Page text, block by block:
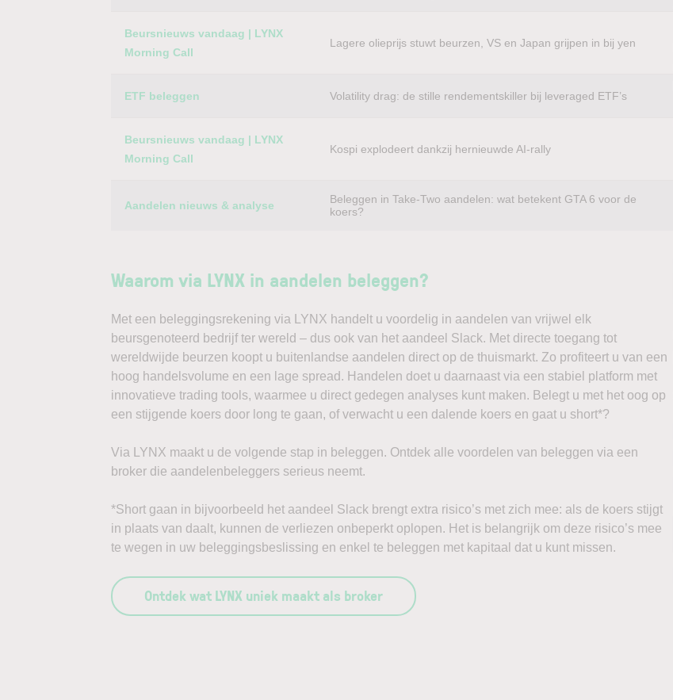
Beursnieuws vandaag | LYNX
Morning Call
Lagere olieprijs stuwt beurzen, VS en Japan grijpen in bij yen
ETF beleggen Volatility drag: de stille rendementskiller bij leveraged ETF’s
Beursnieuws vandaag | LYNX
Morning Call
Kospi explodeert dankzij hernieuwde AI-rally
Aandelen nieuws & analyse
Beleggen in Take-Two aandelen: wat betekent GTA 6 voor de
koers?
Waarom via LYNX in aandelen beleggen?
Met een beleggingsrekening via LYNX handelt u voordelig in aandelen van vrijwel elk
beursgenoteerd bedrijf ter wereld – dus ook van het aandeel Slack. Met directe toegang tot
wereldwijde beurzen koopt u buitenlandse aandelen direct op de thuismarkt. Zo profiteert u van een
hoog handelsvolume en een lage spread. Handelen doet u daarnaast via een stabiel platform met
innovatieve trading tools, waarmee u direct gedegen analyses kunt maken. Belegt u met het oog op
een stijgende koers door long te gaan, of verwacht u een dalende koers en gaat u short*?
Via LYNX maakt u de volgende stap in beleggen. Ontdek alle voordelen van beleggen via een
broker die aandelenbeleggers serieus neemt.
*Short gaan in bijvoorbeeld het aandeel Slack brengt extra risico’s met zich mee: als de koers stijgt
in plaats van daalt, kunnen de verliezen onbeperkt oplopen. Het is belangrijk om deze risico’s mee
te wegen in uw beleggingsbeslissing en enkel te beleggen met kapitaal dat u kunt missen.
Ontdek wat LYNX uniek maakt als broker